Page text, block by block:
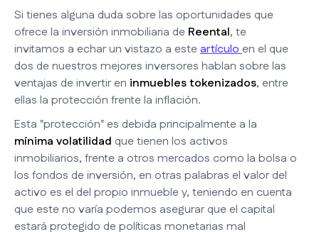
Si tienes alguna duda sobre las oportunidades que
ofrece la inversión inmobiliaria de Reental, te
invitamos a echar un vistazo a esteartículoen el que
dos de nuestros mejores inversores hablan sobre las
ventajas de invertir en inmuebles tokenizados, entre
ellas la protección frente la inflación.
Esta "protección" es debida principalmente a la
mínima volatilidad que tienen los activos
inmobiliarios, frente a otros mercados como la bolsa o
los fondos de inversión, en otras palabras el valor del
activo es el del propio inmueble y, teniendo en cuenta
que este no varía podemos asegurar que el capital
estará protegido de políticas monetarias mal